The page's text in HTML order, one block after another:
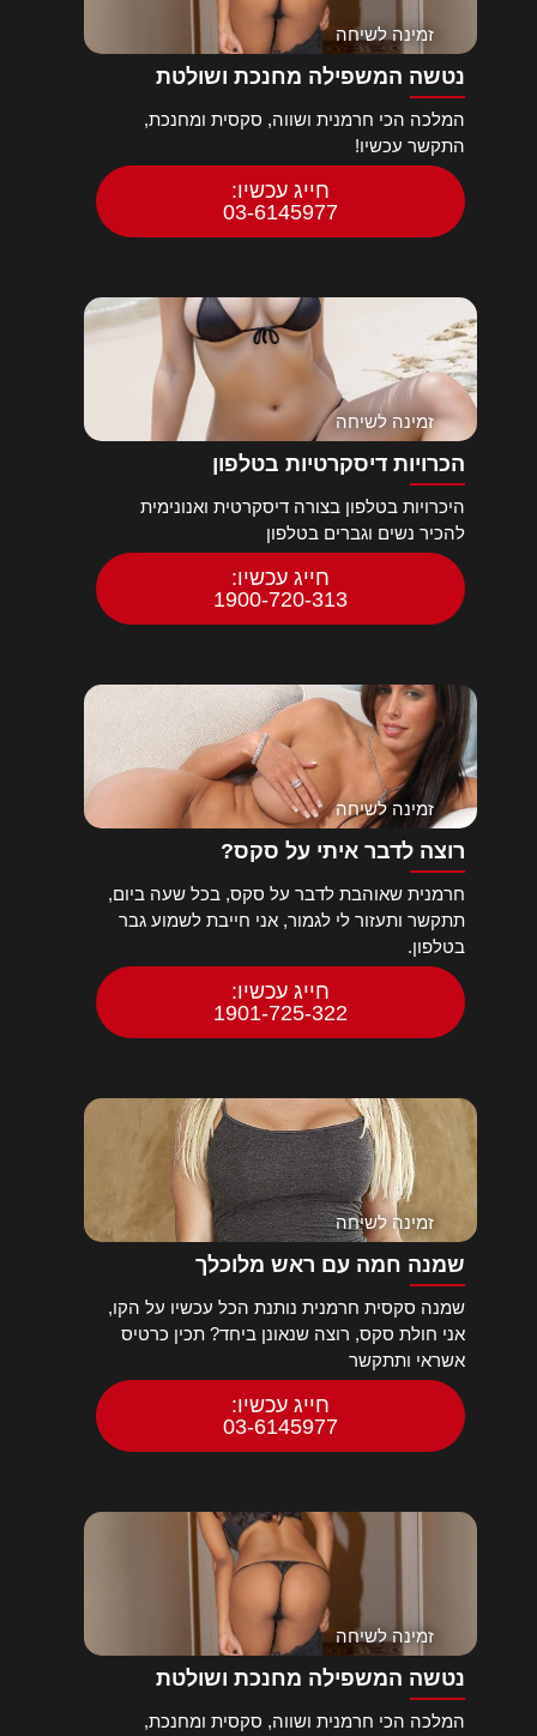
זמינה לשיחה
נטשה המשפילה מחנכת ושולטת
המלכה הכי חרמנית ושווה, סקסית ומחנכת,
התקשר עכשיו!
חייג עכשיו:
03-6145977
זמינה לשיחה
הכרויות דיסקרטיות בטלפון
היכרויות בטלפון בצורה דיסקרטית ואנונימית
להכיר נשים וגברים בטלפון
חייג עכשיו:
1900-720-313
זמינה לשיחה
רוצה לדבר איתי על סקס?
חרמנית שאוהבת לדבר על סקס, בכל שעה ביום,
תתקשר ותעזור לי לגמור, אני חייבת לשמוע גבר
בטלפון.
חייג עכשיו:
1901-725-322
זמינה לשיחה
שמנה חמה עם ראש מלוכלך
שמנה סקסית חרמנית נותנת הכל עכשיו על הקו,
אני חולת סקס, רוצה שנאונן ביחד? תכין כרטיס
אשראי ותתקשר
חייג עכשיו:
03-6145977
זמינה לשיחה
נטשה המשפילה מחנכת ושולטת
המלכה הכי חרמנית ושווה, סקסית ומחנכת,